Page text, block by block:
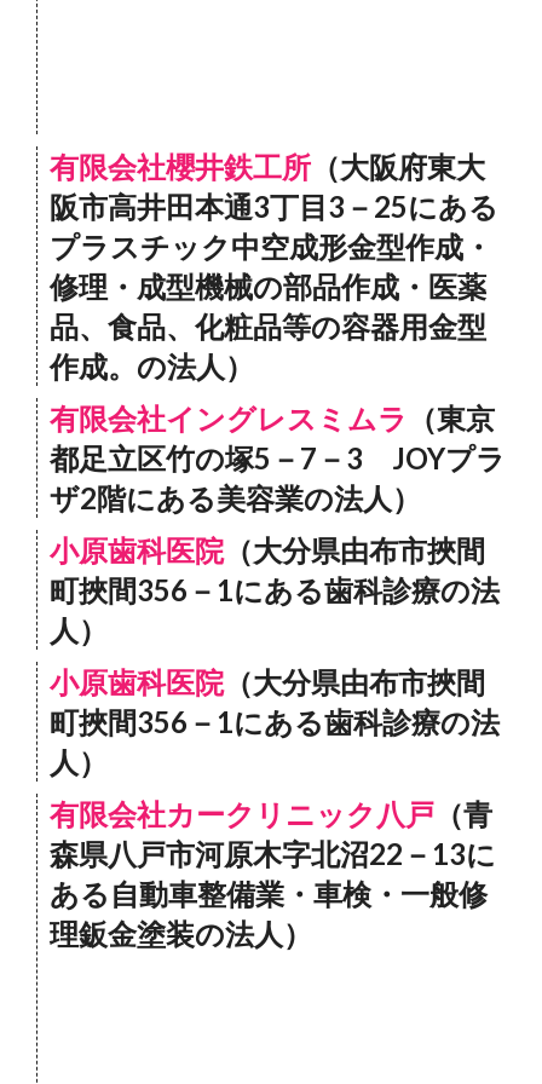
有限会社櫻井鉄工所 （大阪府東大
阪市高井田本通3丁目3－25にある
プラスチック中空成形金型作成・
修理・成型機械の部品作成・医薬
品、食品、化粧品等の容器用金型
作成。の法人）
有限会社イングレスミムラ
（東京
都足立区竹の塚5－7－3 JOYプラ
ザ2階にある美容業の法人）
小原歯科医院（大分県由布市挾間
町挾間356－1にある歯科診療の法
人）
小原歯科医院（大分県由布市挾間
町挾間356－1にある歯科診療の法
人）
有限会社カークリニック八戸 （青
森県八戸市河原木字北沼22－13に
ある自動車整備業・車検・一般修
理鈑金塗装の法人）